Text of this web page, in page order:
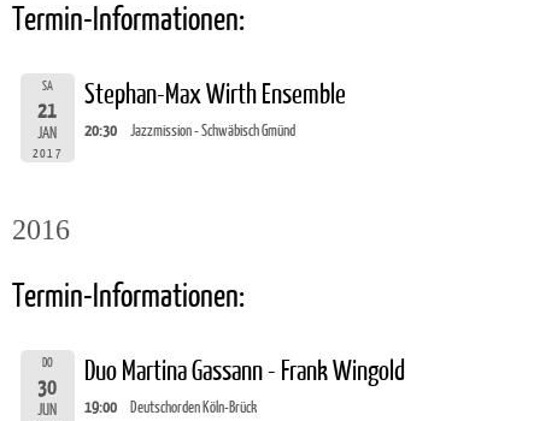
Termin-Informationen:
SA
21
JAN
2017
Stephan-Max Wirth Ensemble
20:30 Jazzmission - Schwäbisch Gmünd
2016
Termin-Informationen:
DO
30
JUN
Duo Martina Gassann - Frank Wingold
19:00 Deutschorden Köln-Brück